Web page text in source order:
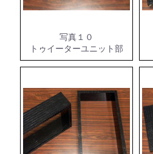
写真１０
トゥイーターユニット部